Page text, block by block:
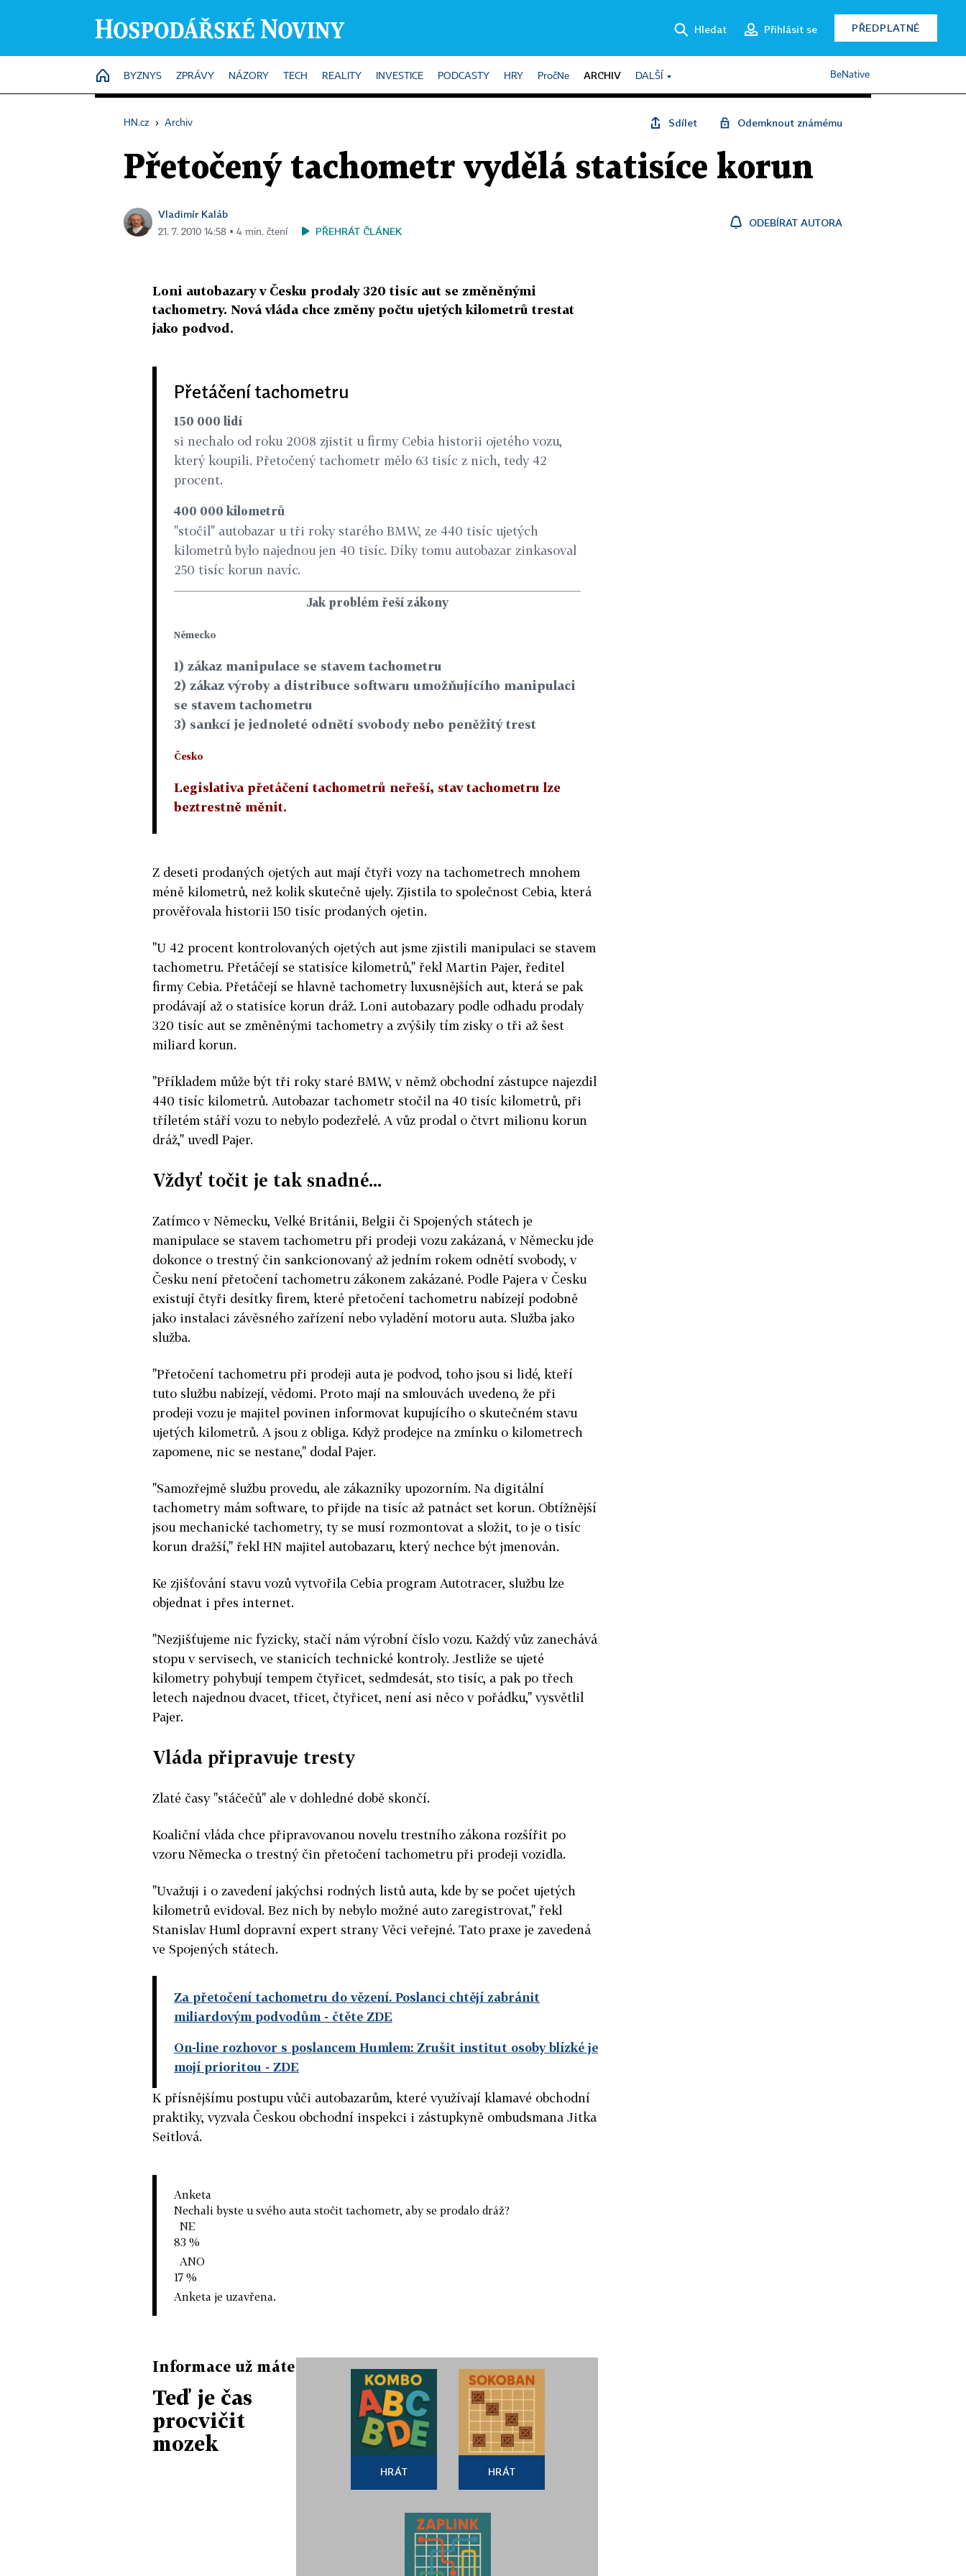
Hledat Přihlásit se PŘEDPLATNÉ
HOME
BYZNYS ZPRÁVY NÁZORY TECH REALITY INVESTICE PODCASTY HRY PročNe ARCHIV DALŠÍ BeNative
HN.cz › Archiv Sdílet Odemknout známému
Přetočený tachometr vydělá statisíce korun
Vladimír Kaláb
21. 7. 2010 14:58 ▪ 4 min. čtení PŘEHRÁT ČLÁNEK
ODEBÍRAT AUTORA
Loni autobazary v Česku prodaly 320 tisíc aut se změněnými
tachometry. Nová vláda chce změny počtu ujetých kilometrů trestat
jako podvod.
Přetáčení tachometru
150 000 lidí
si nechalo od roku 2008 zjistit u firmy Cebia historii ojetého vozu,
který koupili. Přetočený tachometr mělo 63 tisíc z nich, tedy 42
procent.
400 000 kilometrů
"stočil" autobazar u tři roky starého BMW, ze 440 tisíc ujetých
kilometrů bylo najednou jen 40 tisíc. Díky tomu autobazar zinkasoval
250 tisíc korun navíc.
Jak problém řeší zákony
Německo
1) zákaz manipulace se stavem tachometru
2) zákaz výroby a distribuce softwaru umožňujícího manipulaci
se stavem tachometru
3) sankcí je jednoleté odnětí svobody nebo peněžitý trest
Česko
Legislativa přetáčení tachometrů neřeší, stav tachometru lze
beztrestně měnit.
Z deseti prodaných ojetých aut mají čtyři vozy na tachometrech mnohem
méně kilometrů, než kolik skutečně ujely. Zjistila to společnost Cebia, která
prověřovala historii 150 tisíc prodaných ojetin.
"U 42 procent kontrolovaných ojetých aut jsme zjistili manipulaci se stavem
tachometru. Přetáčejí se statisíce kilometrů," řekl Martin Pajer, ředitel
firmy Cebia. Přetáčejí se hlavně tachometry luxusnějších aut, která se pak
prodávají až o statisíce korun dráž. Loni autobazary podle odhadu prodaly
320 tisíc aut se změněnými tachometry a zvýšily tím zisky o tři až šest
miliard korun.
"Příkladem může být tři roky staré BMW, v němž obchodní zástupce najezdil
440 tisíc kilometrů. Autobazar tachometr stočil na 40 tisíc kilometrů, při
tříletém stáří vozu to nebylo podezřelé. A vůz prodal o čtvrt milionu korun
dráž," uvedl Pajer.
Vždyť točit je tak snadné...
Zatímco v Německu, Velké Británii, Belgii či Spojených státech je
manipulace se stavem tachometru při prodeji vozu zakázaná, v Německu jde
dokonce o trestný čin sankcionovaný až jedním rokem odnětí svobody, v
Česku není přetočení tachometru zákonem zakázané. Podle Pajera v Česku
existují čtyři desítky firem, které přetočení tachometru nabízejí podobně
jako instalaci závěsného zařízení nebo vyladění motoru auta. Služba jako
služba.
"Přetočení tachometru při prodeji auta je podvod, toho jsou si lidé, kteří
tuto službu nabízejí, vědomi. Proto mají na smlouvách uvedeno, že při
prodeji vozu je majitel povinen informovat kupujícího o skutečném stavu
ujetých kilometrů. A jsou z obliga. Když prodejce na zmínku o kilometrech
zapomene, nic se nestane," dodal Pajer.
"Samozřejmě službu provedu, ale zákazníky upozorním. Na digitální
tachometry mám software, to přijde na tisíc až patnáct set korun. Obtížnější
jsou mechanické tachometry, ty se musí rozmontovat a složit, to je o tisíc
korun dražší," řekl HN majitel autobazaru, který nechce být jmenován.
Ke zjišťování stavu vozů vytvořila Cebia program Autotracer, službu lze
objednat i přes internet.
"Nezjišťujeme nic fyzicky, stačí nám výrobní číslo vozu. Každý vůz zanechává
stopu v servisech, ve stanicích technické kontroly. Jestliže se ujeté
kilometry pohybují tempem čtyřicet, sedmdesát, sto tisíc, a pak po třech
letech najednou dvacet, třicet, čtyřicet, není asi něco v pořádku," vysvětlil
Pajer.
Vláda připravuje tresty
Zlaté časy "stáčečů" ale v dohledné době skončí.
Koaliční vláda chce připravovanou novelu trestního zákona rozšířit po
vzoru Německa o trestný čin přetočení tachometru při prodeji vozidla.
"Uvažuji i o zavedení jakýchsi rodných listů auta, kde by se počet ujetých
kilometrů evidoval. Bez nich by nebylo možné auto zaregistrovat," řekl
Stanislav Huml dopravní expert strany Věci veřejné. Tato praxe je zavedená
ve Spojených státech.
Za přetočení tachometru do vězení. Poslanci chtějí zabránit
miliardovým podvodům - čtěte ZDE
On-line rozhovor s poslancem Humlem: Zrušit institut osoby blízké je
mojí prioritou - ZDE
K přísnějšímu postupu vůči autobazarům, které využívají klamavé obchodní
praktiky, vyzvala Českou obchodní inspekci i zástupkyně ombudsmana Jitka
Seitlová.
Anketa
Nechali byste u svého auta stočit tachometr, aby se prodalo dráž?
NE
83 %
ANO
17 %
Anketa je uzavřena.
Informace už máte
Teď je čas
procvičit
mozek
HRÁT HRÁT